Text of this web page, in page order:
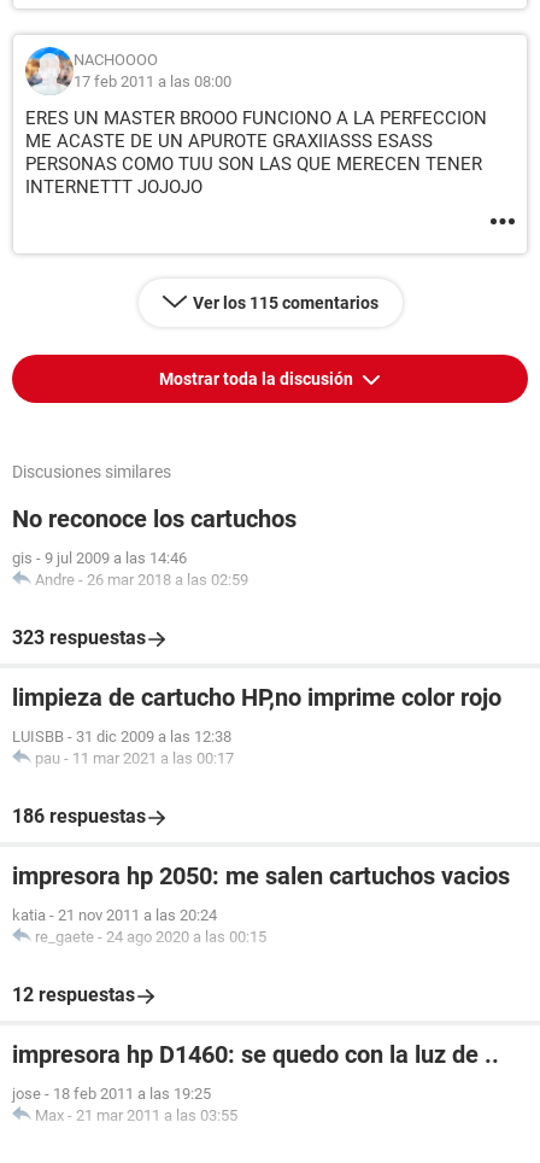
NACHOOOO
17 feb 2011 a las 08:00
ERES UN MASTER BROOO FUNCIONO A LA PERFECCION
ME ACASTE DE UN APUROTE GRAXIIASSS ESASS
PERSONAS COMO TUU SON LAS QUE MERECEN TENER
INTERNETTT JOJOJO
Ver los 115 comentarios
Mostrar toda la discusión
Discusiones similares
No reconoce los cartuchos
gis - 9 jul 2009 a las 14:46
Andre - 26 mar 2018 a las 02:59
323 respuestas
limpieza de cartucho HP,no imprime color rojo
LUISBB - 31 dic 2009 a las 12:38
pau - 11 mar 2021 a las 00:17
186 respuestas
impresora hp 2050: me salen cartuchos vacios
katia - 21 nov 2011 a las 20:24
re_gaete - 24 ago 2020 a las 00:15
12 respuestas
impresora hp D1460: se quedo con la luz de ..
jose - 18 feb 2011 a las 19:25
Max - 21 mar 2011 a las 03:55